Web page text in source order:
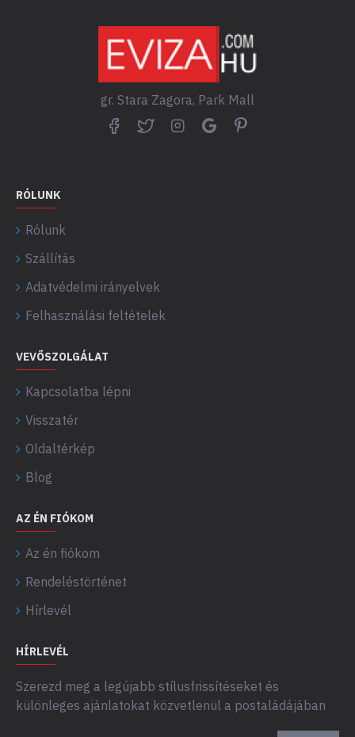
gr. Stara Zagora, Park Mall
RÓLUNK
Rólunk
Szállítás
Adatvédelmi irányelvek
Felhasználási feltételek
VEVŐSZOLGÁLAT
Kapcsolatba lépni
Visszatér
Oldaltérkép
Blog
AZ ÉN FIÓKOM
Az én fiókom
Rendeléstörténet
Hírlevél
HÍRLEVÉL
Szerezd meg a legújabb stílusfrissítéseket és
különleges ajánlatokat közvetlenül a postaládájában